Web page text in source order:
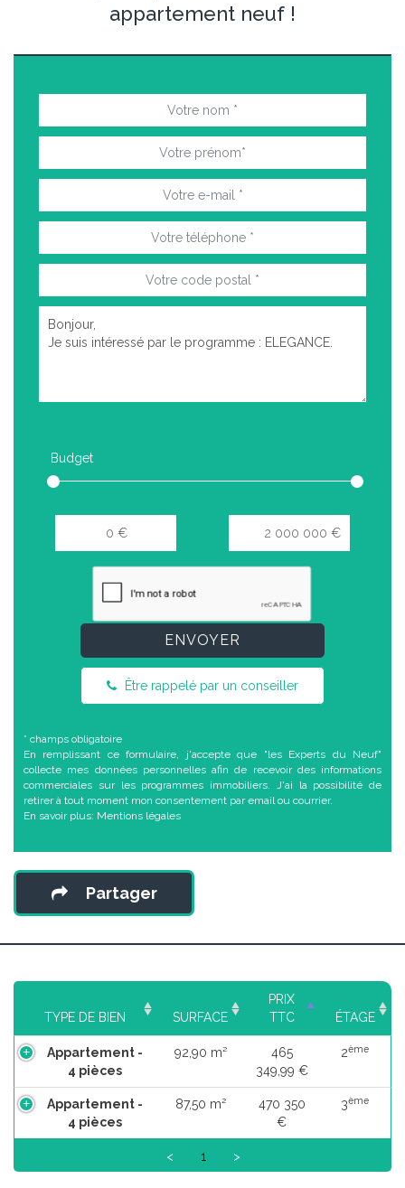
appartement neuf !
Budget
ENVOYER
Être rappelé par un conseiller
* champs obligatoire
En remplissant ce formulaire, j'accepte que "les Experts du Neuf"
collecte mes données personnelles afin de recevoir des informations
commerciales sur les programmes immobiliers. J'ai la possibilité de
retirer à tout moment mon consentement par email ou courrier.
En savoir plus: Mentions légales
Partager
TYPE DE BIEN SURFACE
PRIX
TTC
ÉTAGE
Appartement -
4 pièces
92,90 m²
465
349,99 €
2ème
Appartement -
4 pièces
87,50 m²
470 350
€
3ème
< 1 >